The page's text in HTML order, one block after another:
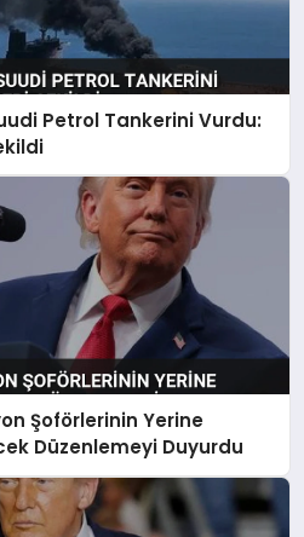
Petrol Tankerini Vurdu:
Şoförlerinin Yerine
Düzenlemeyi Duyurdu